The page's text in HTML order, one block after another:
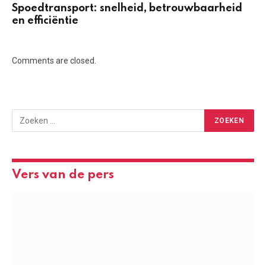
Spoedtransport: snelheid, betrouwbaarheid
en efficiëntie
Comments are closed.
Vers van de pers